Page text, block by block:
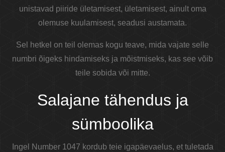
unistavad piiride ületamisest, ületamisest, ainult oma
olemuse kuulamisest, seadusi austamata.
Sel hetkel on teil olemas kogu teave, mida vajate selle
numbri õigeks hindamiseks ja mõistmiseks, kas see võib
teile sobida või mitte.
Salajane tähendus ja
sümboolika
Ingel Number 1047 kordub teie igapäevaelus, et tuletada